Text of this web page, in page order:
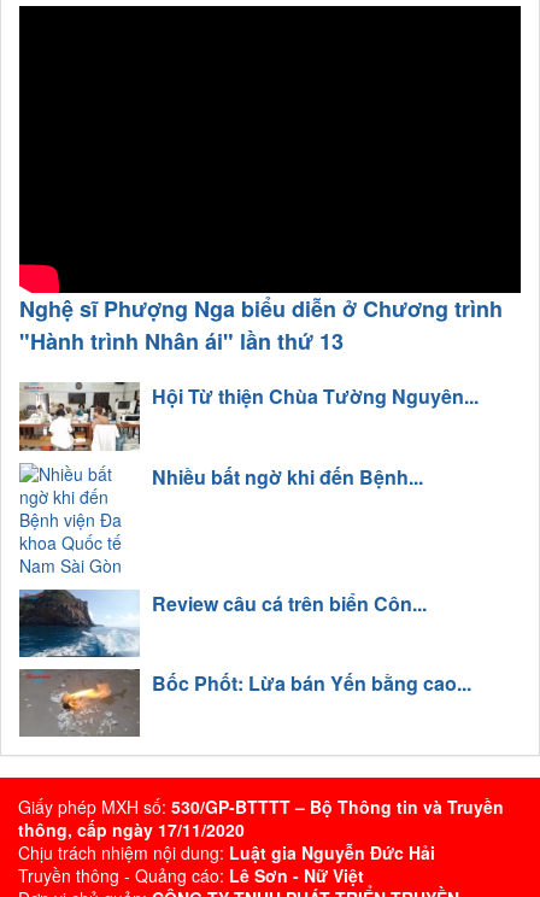
Nghệ sĩ Phượng Nga biểu diễn ở Chương trình
"Hành trình Nhân ái" lần thứ 13
Hội Từ thiện Chùa Tường Nguyên...
Nhiều bất ngờ khi đến Bệnh...
Review câu cá trên biển Côn...
Bốc Phốt: Lừa bán Yến bằng cao...
Giấy phép MXH số: 530/GP-BTTTT – Bộ Thông tin và Truyền
thông, cấp ngày 17/11/2020
Chịu trách nhiệm nội dung: Luật gia Nguyễn Đức Hải
Truyền thông - Quảng cáo: Lê Sơn - Nữ Việt